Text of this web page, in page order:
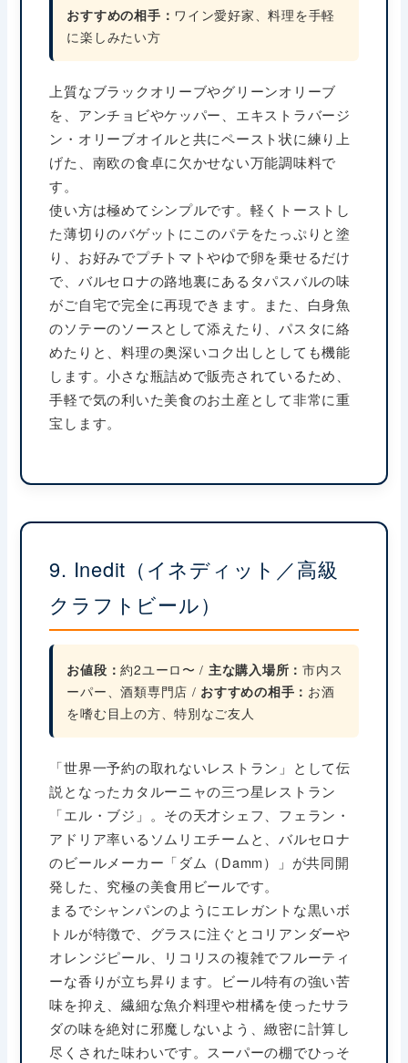
おすすめの相手： ワイン愛好家、料理を手軽
に楽しみたい方
上質なブラックオリーブやグリーンオリーブ
を、アンチョビやケッパー、エキストラバージ
ン・オリーブオイルと共にペースト状に練り上
げた、南欧の食卓に欠かせない万能調味料で
す。
使い方は極めてシンプルです。軽くトーストし
た薄切りのバゲットにこのパテをたっぷりと塗
り、お好みでプチトマトやゆで卵を乗せるだけ
で、バルセロナの路地裏にあるタパスバルの味
がご自宅で完全に再現できます。また、白身魚
のソテーのソースとして添えたり、パスタに絡
めたりと、料理の奥深いコク出しとしても機能
します。小さな瓶詰めで販売されているため、
手軽で気の利いた美食のお土産として非常に重
宝します。
9. Inedit（イネディット／高級
クラフトビール）
お値段：約2ユーロ〜 / 主な購入場所：市内ス
ーパー、酒類専門店 / おすすめの相手： お酒
を嗜む目上の方、特別なご友人
「世界一予約の取れないレストラン」として伝
説となったカタルーニャの三つ星レストラン
「エル・ブジ」。その天才シェフ、フェラン・
アドリア率いるソムリエチームと、バルセロナ
のビールメーカー「ダム（Damm）」が共同開
発した、究極の美食用ビールです。
まるでシャンパンのようにエレガントな黒いボ
トルが特徴で、グラスに注ぐとコリアンダーや
オレンジピール、リコリスの複雑でフルーティ
ーな香りが立ち昇ります。ビール特有の強い苦
味を抑え、繊細な魚介料理や柑橘を使ったサラ
ダの味を絶対に邪魔しないよう、緻密に計算し
尽くされた味わいです。スーパーの棚でひっそ